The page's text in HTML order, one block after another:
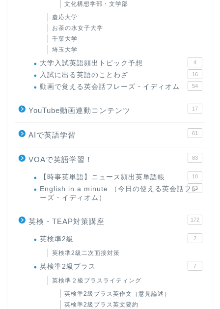
文化構想学部・文学部
慶応大学
お茶の水女子大学
千葉大学
埼玉大学
大学入試英語頻出トピック予想 4
入試に出る英語のことわざ 16
動画で覚える英会話フレーズ・イディオム 54
YouTube動画連動コンテンツ 17
AIで英語学習 61
VOAで英語学習！ 83
【時事英単語】ニュース頻出英単語帳 10
English in a minute （今日の使える英会話フレ
ーズ・イディオム）
63
英検・TEAP対策講座 172
英検準2級 2
英検準2級二次面接対策
英検準2級プラス 7
英検準２級プラスライティング
英検準2級プラス英作文（意見論述）
英検準2級プラス英文要約